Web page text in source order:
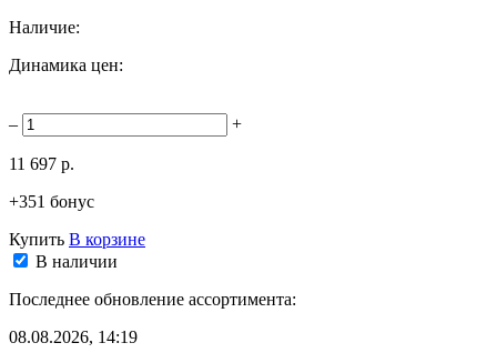
Наличие:
Динамика цен:
– +
11 697 р.
+351 бонус
Купить В корзине
В наличии
Последнее обновление ассортимента:
08.08.2026, 14:19